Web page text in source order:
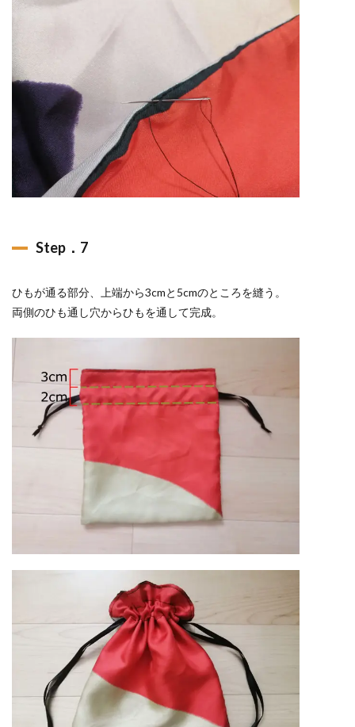
Step．7
ひもが通る部分、上端から3cmと5cmのところを縫う。
両側のひも通し穴からひもを通して完成。